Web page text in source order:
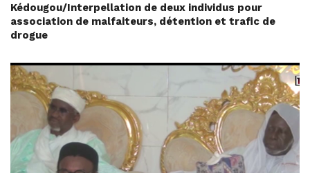
Kédougou/Interpellation de deux individus pour
association de malfaiteurs, détention et trafic de
drogue